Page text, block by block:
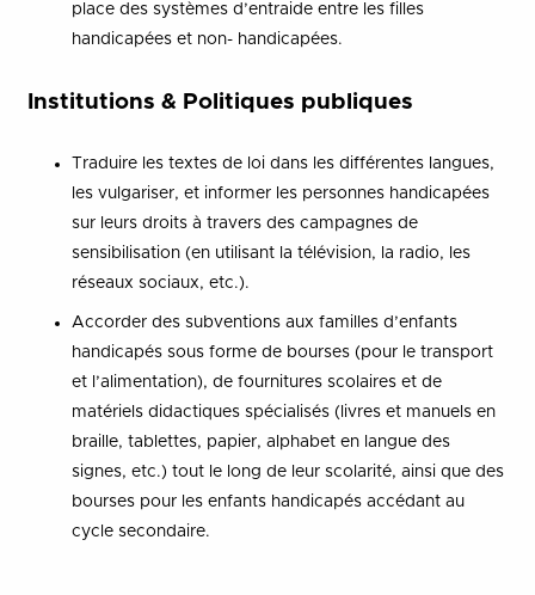
place des systèmes d’entraide entre les filles
handicapées et non- handicapées.
Institutions & Politiques publiques
Traduire les textes de loi dans les différentes langues,
les vulgariser, et informer les personnes handicapées
sur leurs droits à travers des campagnes de
sensibilisation (en utilisant la télévision, la radio, les
réseaux sociaux, etc.).
Accorder des subventions aux familles d’enfants
handicapés sous forme de bourses (pour le transport
et l’alimentation), de fournitures scolaires et de
matériels didactiques spécialisés (livres et manuels en
braille, tablettes, papier, alphabet en langue des
signes, etc.) tout le long de leur scolarité, ainsi que des
bourses pour les enfants handicapés accédant au
cycle secondaire.